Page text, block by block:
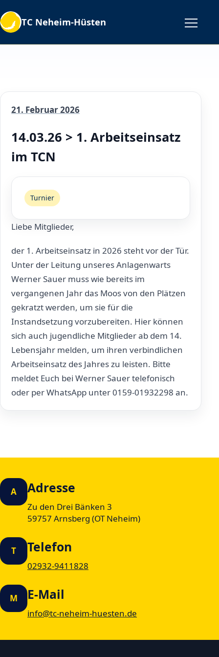
TC Neheim-Hüsten
21. Februar 2026
14.03.26 > 1. Arbeitseinsatz
im TCN
Turnier
Liebe Mitglieder,
der 1. Arbeitseinsatz in 2026 steht vor der Tür.
Unter der Leitung unseres Anlagenwarts
Werner Sauer muss wie bereits im
vergangenen Jahr das Moos von den Plätzen
gekratzt werden, um sie für die
Instandsetzung vorzubereiten. Hier können
sich auch jugendliche Mitglieder ab dem 14.
Lebensjahr melden, um ihren verbindlichen
Arbeitseinsatz des Jahres zu leisten. Bitte
meldet Euch bei Werner Sauer telefonisch
oder per WhatsApp unter 0159-01932298 an.
A Adresse
Zu den Drei Bänken 3
59757 Arnsberg (OT Neheim)
T Telefon
02932-9411828
M E-Mail
info@tc-neheim-huesten.de